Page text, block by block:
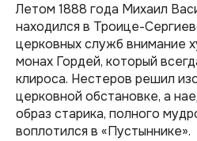
Летом 1888 года Михаил
находился в Троице-
церковных служб внимание
монах Гордей, который
клироса. Нестеров решил
церковной обстановке, а
образ старика, полного
воплотился в «Пустыннике».